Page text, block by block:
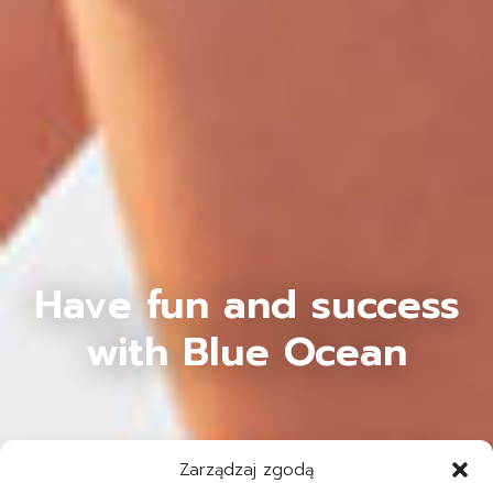
Zarządzaj zgodą
Have fun and success
with Blue Ocean